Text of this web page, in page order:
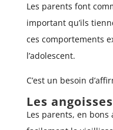
Les parents font
important qu’ils
ces comportements
l’adolescent.
C’est un besoin
Les
Les parents, en bons